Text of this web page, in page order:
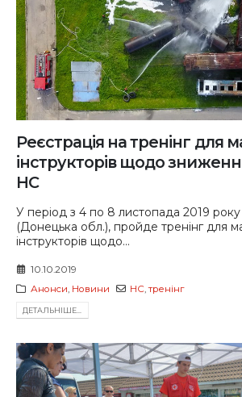
Реєстрація на тренінг для
інструкторів щодо
НС
У період з 4 по 8 листопада 2019 року
(Донецька обл.), пройде тренінг для
інструкторів щодо...
10.10.2019
Анонси, Новини НС,тренінг
ДЕТАЛЬНIШЕ...